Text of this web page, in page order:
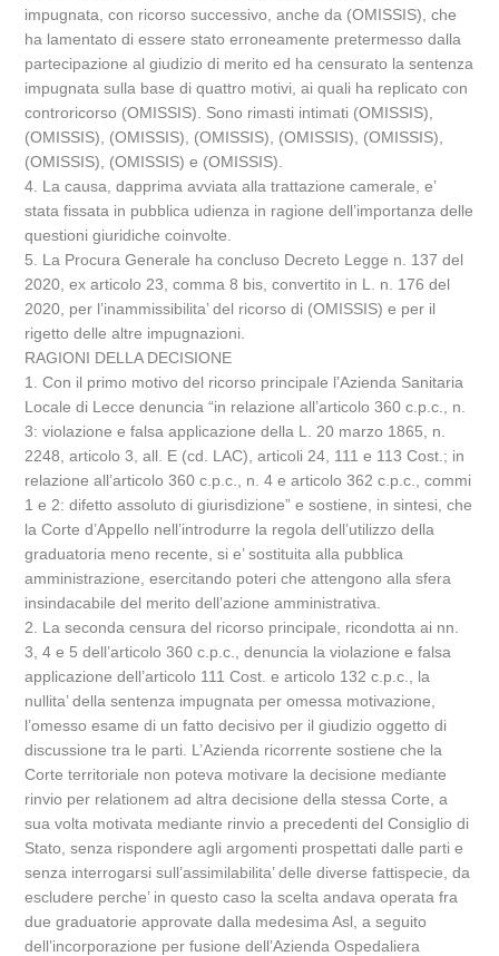
impugnata, con ricorso successivo, anche da (OMISSIS), che
ha lamentato di essere stato erroneamente pretermesso dalla
partecipazione al giudizio di merito ed ha censurato la sentenza
impugnata sulla base di quattro motivi, ai quali ha replicato con
controricorso (OMISSIS). Sono rimasti intimati (OMISSIS),
(OMISSIS), (OMISSIS), (OMISSIS), (OMISSIS), (OMISSIS),
(OMISSIS), (OMISSIS) e (OMISSIS).
4. La causa, dapprima avviata alla trattazione camerale, e’
stata fissata in pubblica udienza in ragione dell’importanza delle
questioni giuridiche coinvolte.
5. La Procura Generale ha concluso Decreto Legge n. 137 del
2020, ex articolo 23, comma 8 bis, convertito in L. n. 176 del
2020, per l’inammissibilita’ del ricorso di (OMISSIS) e per il
rigetto delle altre impugnazioni.
RAGIONI DELLA DECISIONE
1. Con il primo motivo del ricorso principale l’Azienda Sanitaria
Locale di Lecce denuncia “in relazione all’articolo 360 c.p.c., n.
3: violazione e falsa applicazione della L. 20 marzo 1865, n.
2248, articolo 3, all. E (cd. LAC), articoli 24, 111 e 113 Cost.; in
relazione all’articolo 360 c.p.c., n. 4 e articolo 362 c.p.c., commi
1 e 2: difetto assoluto di giurisdizione” e sostiene, in sintesi, che
la Corte d’Appello nell’introdurre la regola dell’utilizzo della
graduatoria meno recente, si e’ sostituita alla pubblica
amministrazione, esercitando poteri che attengono alla sfera
insindacabile del merito dell’azione amministrativa.
2. La seconda censura del ricorso principale, ricondotta ai nn.
3, 4 e 5 dell’articolo 360 c.p.c., denuncia la violazione e falsa
applicazione dell’articolo 111 Cost. e articolo 132 c.p.c., la
nullita’ della sentenza impugnata per omessa motivazione,
l’omesso esame di un fatto decisivo per il giudizio oggetto di
discussione tra le parti. L’Azienda ricorrente sostiene che la
Corte territoriale non poteva motivare la decisione mediante
rinvio per relationem ad altra decisione della stessa Corte, a
sua volta motivata mediante rinvio a precedenti del Consiglio di
Stato, senza rispondere agli argomenti prospettati dalle parti e
senza interrogarsi sull’assimilabilita’ delle diverse fattispecie, da
escludere perche’ in questo caso la scelta andava operata fra
due graduatorie approvate dalla medesima Asl, a seguito
dell’incorporazione per fusione dell’Azienda Ospedaliera